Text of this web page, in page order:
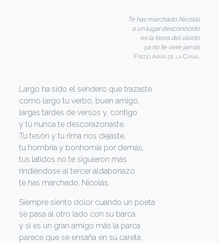
Te has marchado Nicolás
a un lugar desconocido
es la tierra del olvido
ya no te veré jamás
Fredo Arias de la Canal
Largo ha sido el sendero que trazaste
como largo tu verbo, buen amigo,
largas tardes de versos y, contigo
y tú nunca te descorazonaste.
Tu tesón y tu rima nos dejaste,
tu hombría y bonhomía por demás,
tus latidos no te siguieron más
rindiéndose al tercer aldabonazo
te has marchado, Nicolás.
Siempre siento dolor cuando un poeta
se pasa al otro lado con su barca
y si es un gran amigo más la parca
parece que se ensaña en su careta.